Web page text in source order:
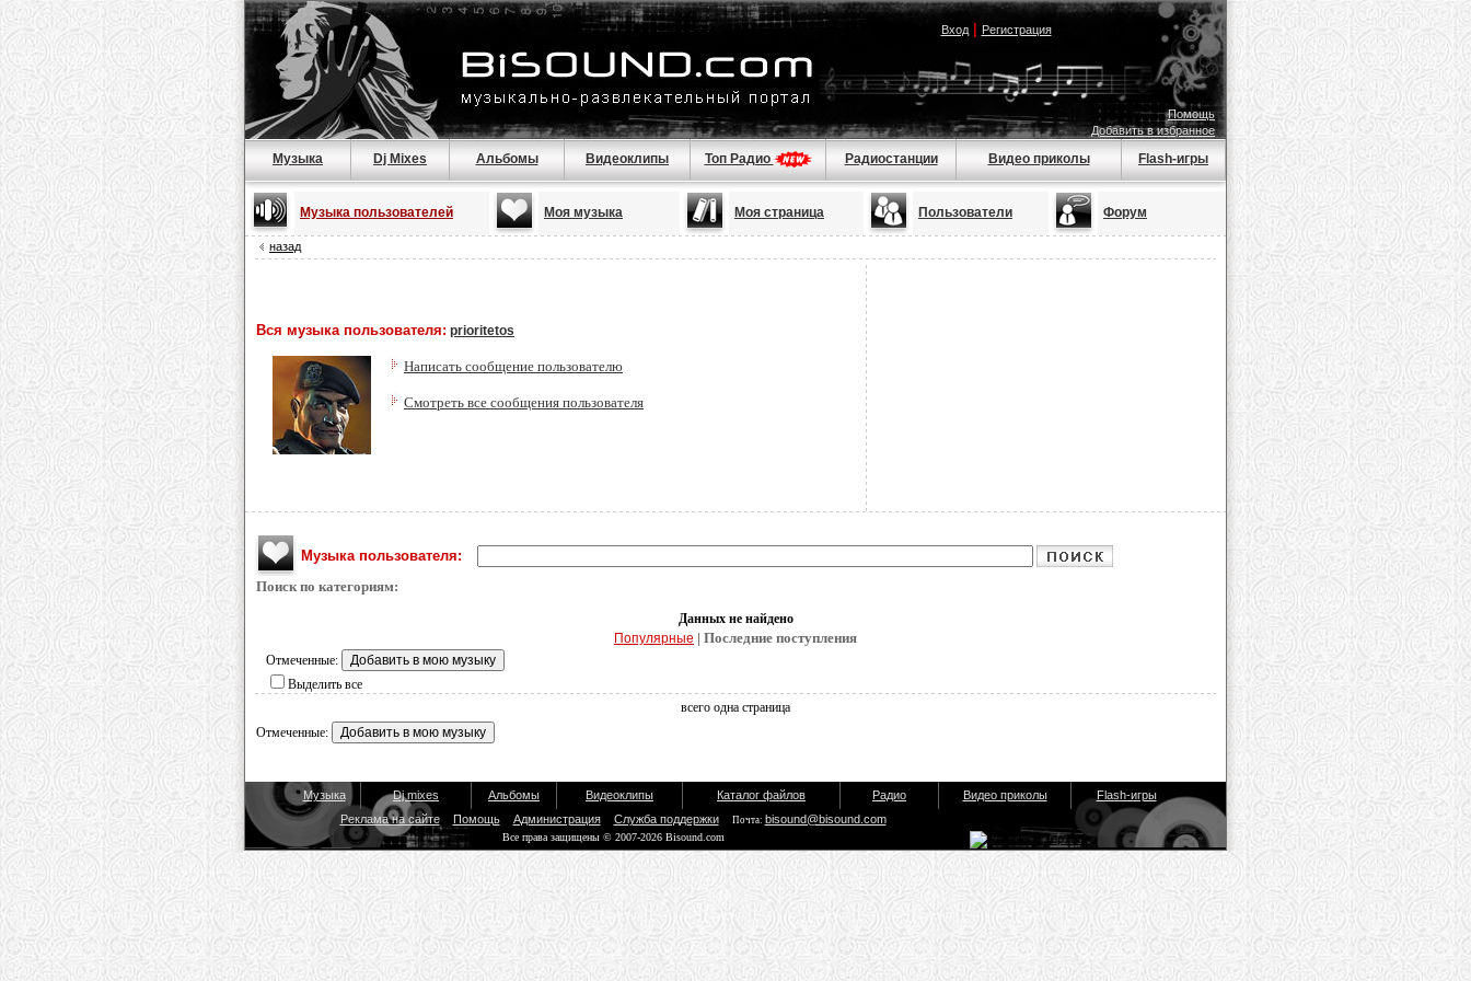
Вход| Регистрация
Помощь
Добавить в избранное
Музыка Dj Mixes Альбомы Видеоклипы Топ Радио Радиостанции Видео приколы Flash-игры
Музыка пользователей Моя музыка Моя страница Пользователи Форум
назад
Вся музыка пользователя: prioritetos
Написать сообщение пользователю
Смотреть все сообщения пользователя
Музыка пользователя:
Поиск по категориям:
Данных не найдено
Популярные | Последние поступления
Отмеченные:
Выделить все
всего одна страница
Отмеченные:
Музыка Dj mixes Альбомы Видеоклипы Каталог файлов Радио Видео приколы
Flash-игры
Реклама на сайте
Помощь Администрация Служба поддержки Почта: bisound@bisound.com
Все права защищены © 2007-2026 Bisound.com